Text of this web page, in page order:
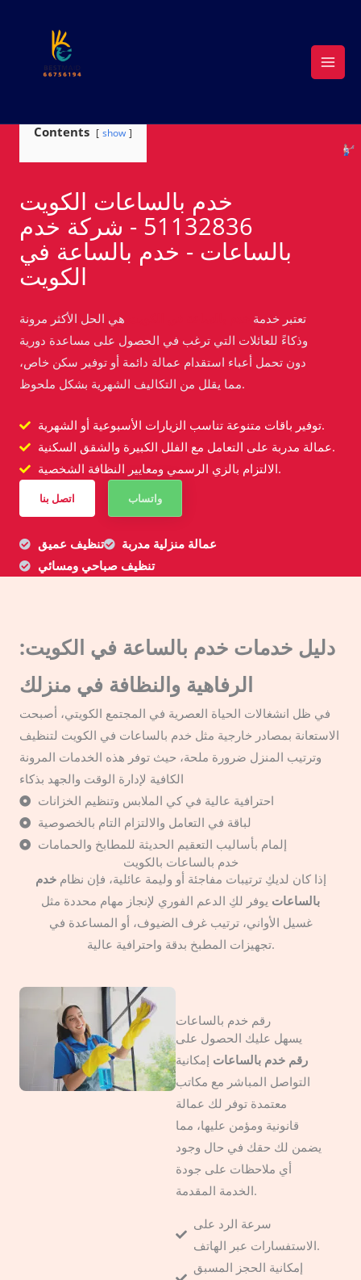
Contents show
خدم بالساعات الكويت
51132836 - شركة خدم
بالساعات - خدم بالساعة في
الكويت
تعتبر خدمة
هي الحل الأكثر مرونة
وذكاءً للعائلات التي ترغب في الحصول على مساعدة دورية
دون تحمل أعباء استقدام عمالة دائمة أو توفير سكن خاص،
مما يقلل من التكاليف الشهرية بشكل ملحوظ.
توفير باقات متنوعة تناسب الزيارات الأسبوعية أو الشهرية.
عمالة مدربة على التعامل مع الفلل الكبيرة والشقق السكنية.
الالتزام بالزي الرسمي ومعايير النظافة الشخصية.
اتصل بنا واتساب
تنظيف عميق
عمالة منزلية مدربة
تنظيف صباحي ومسائي
دليل خدمات خدم بالساعة في الكويت:
الرفاهية والنظافة في منزلك
في ظل انشغالات الحياة العصرية في المجتمع الكويتي، أصبحت
الاستعانة بمصادر خارجية مثل خدم بالساعات في الكويت لتنظيف
وترتيب المنزل ضرورة ملحة، حيث توفر هذه الخدمات المرونة
الكافية لإدارة الوقت والجهد بذكاء
احترافية عالية في كي الملابس وتنظيم الخزانات
لباقة في التعامل والالتزام التام بالخصوصية
إلمام بأساليب التعقيم الحديثة للمطابخ والحمامات
خدم بالساعات بالكويت
إذا كان لديكِ ترتيبات مفاجئة أو وليمة عائلية، فإن نظامخدم
بالساعات يوفر لكِ الدعم الفوري لإنجاز مهام محددة مثل
غسيل الأواني، ترتيب غرف الضيوف، أو المساعدة في
تجهيزات المطبخ بدقة واحترافية عالية.
رقم خدم بالساعات
يسهل عليك الحصول على
رقم خدم بالساعات إمكانية
التواصل المباشر مع مكاتب
معتمدة توفر لك عمالة
قانونية ومؤمن عليها، مما
يضمن لك حقك في حال وجود
أي ملاحظات على جودة
الخدمة المقدمة.
سرعة الرد على
الاستفسارات عبر الهاتف.
إمكانية الحجز المسبق